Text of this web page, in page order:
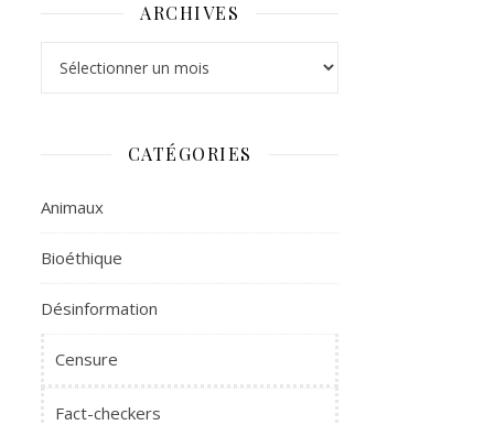
ARCHIVES
CATÉGORIES
Animaux
Bioéthique
Désinformation
Censure
Fact-checkers